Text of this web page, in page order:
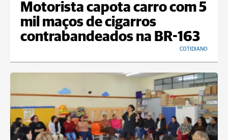
Motorista capota carro com 5
mil maços de cigarros
contrabandeados na BR-163
COTIDIANO